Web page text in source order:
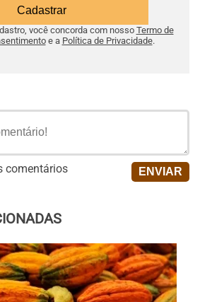
você concorda com nosso Termo de
e a Política de Privacidade.
comentários